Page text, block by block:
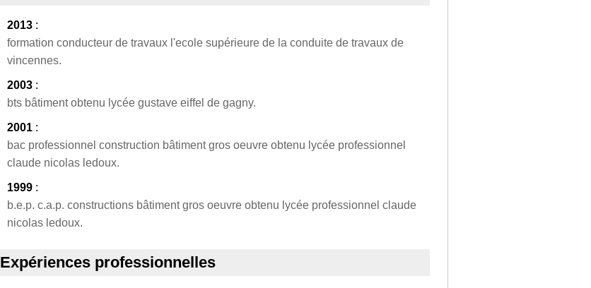
2013 :
formation conducteur de travaux l'ecole supérieure de la conduite de travaux de
vincennes.
2003 :
bts bâtiment obtenu lycée gustave eiffel de gagny.
2001 :
bac professionnel construction bâtiment gros oeuvre obtenu lycée professionnel
claude nicolas ledoux.
1999 :
b.e.p. c.a.p. constructions bâtiment gros oeuvre obtenu lycée professionnel claude
nicolas ledoux.
Expériences professionnelles